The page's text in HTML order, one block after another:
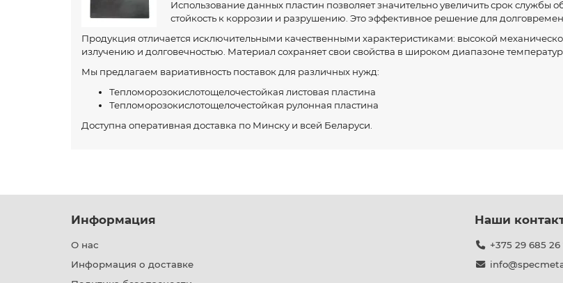
Использование данных пластин позволяет значительно увеличить срок службы
стойкость к коррозии и разрушению. Это эффективное решение для
Продукция отличается исключительными качественными характеристиками: высокой
излучению и долговечностью. Материал сохраняет свои свойства в широком диапазоне температур.
Мы предлагаем вариативность поставок для различных нужд:
Тепломорозокислотощелочестойкая листовая пластина
Тепломорозокислотощелочестойкая рулонная пластина
Доступна оперативная доставка по Минску и всей Беларуси.
Информация
О нас
Информация о доставке
Наши
+375 29 685 26